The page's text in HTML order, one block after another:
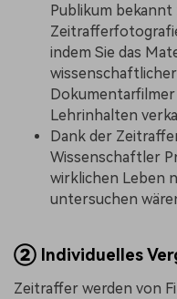
Publikum bekannt
indem Sie das
Lehrinhalten
Dank der
Wissenschaftler
wirklichen Leben
untersuchen
② Individuelles
Zeitraffer werden von